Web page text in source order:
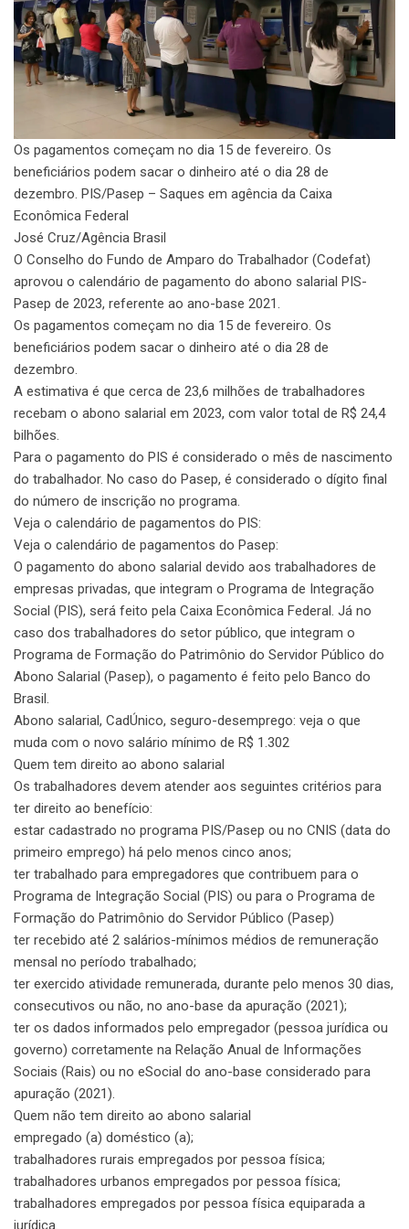
Os pagamentos começam no dia 15 de fevereiro. Os
beneficiários podem sacar o dinheiro até o dia 28 de
dezembro. PIS/Pasep – Saques em agência da Caixa
Econômica Federal
José Cruz/Agência Brasil
O Conselho do Fundo de Amparo do Trabalhador (Codefat)
aprovou o calendário de pagamento do abono salarial PIS-
Pasep de 2023, referente ao ano-base 2021.
Os pagamentos começam no dia 15 de fevereiro. Os
beneficiários podem sacar o dinheiro até o dia 28 de
dezembro.
A estimativa é que cerca de 23,6 milhões de trabalhadores
recebam o abono salarial em 2023, com valor total de R$ 24,4
bilhões.
Para o pagamento do PIS é considerado o mês de nascimento
do trabalhador. No caso do Pasep, é considerado o dígito final
do número de inscrição no programa.
Veja o calendário de pagamentos do PIS:
Veja o calendário de pagamentos do Pasep:
O pagamento do abono salarial devido aos trabalhadores de
empresas privadas, que integram o Programa de Integração
Social (PIS), será feito pela Caixa Econômica Federal. Já no
caso dos trabalhadores do setor público, que integram o
Programa de Formação do Patrimônio do Servidor Público do
Abono Salarial (Pasep), o pagamento é feito pelo Banco do
Brasil.
Abono salarial, CadÚnico, seguro-desemprego: veja o que
muda com o novo salário mínimo de R$ 1.302
Quem tem direito ao abono salarial
Os trabalhadores devem atender aos seguintes critérios para
ter direito ao benefício:
estar cadastrado no programa PIS/Pasep ou no CNIS (data do
primeiro emprego) há pelo menos cinco anos;
ter trabalhado para empregadores que contribuem para o
Programa de Integração Social (PIS) ou para o Programa de
Formação do Patrimônio do Servidor Público (Pasep)
ter recebido até 2 salários-mínimos médios de remuneração
mensal no período trabalhado;
ter exercido atividade remunerada, durante pelo menos 30 dias,
consecutivos ou não, no ano-base da apuração (2021);
ter os dados informados pelo empregador (pessoa jurídica ou
governo) corretamente na Relação Anual de Informações
Sociais (Rais) ou no eSocial do ano-base considerado para
apuração (2021).
Quem não tem direito ao abono salarial
empregado (a) doméstico (a);
trabalhadores rurais empregados por pessoa física;
trabalhadores urbanos empregados por pessoa física;
trabalhadores empregados por pessoa física equiparada a
jurídica.